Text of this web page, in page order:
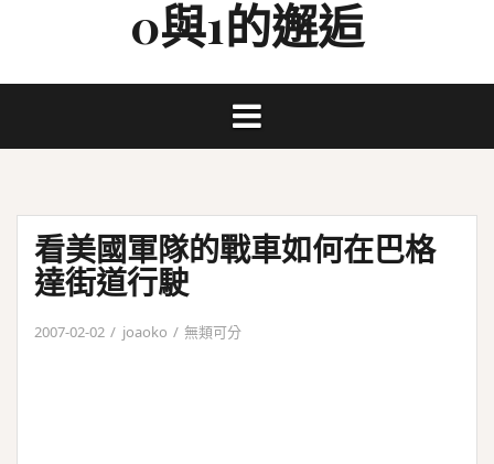
0與1的邂逅
看美國軍隊的戰車如何在巴格
達街道行駛
2007-02-02 joaoko 無類可分